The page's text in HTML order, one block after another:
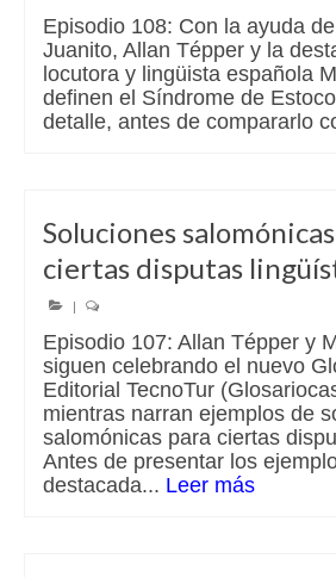
Episodio 108: Con la ayuda
Juanito, Allan Tépper y la
locutora y lingüista española
definen el Síndrome de
detalle, antes de compararlo
Soluciones
ciertas disputas
|
Episodio 107: Allan Tépper y
siguen celebrando el nuevo
Editorial TecnoTur
mientras narran ejemplos de
salomónicas para ciertas
Antes de presentar los
destacada... Leer más